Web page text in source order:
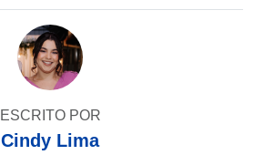
ESCRITO POR
Cindy Lima